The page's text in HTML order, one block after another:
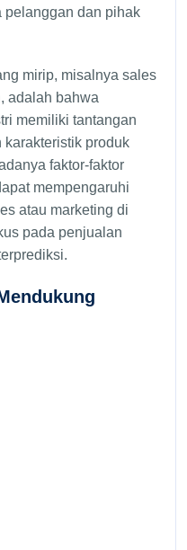
pelanggan dan pihak
mirip, misalnya sales
adalah bahwa
memiliki tantangan
karakteristik produk
faktor-faktor
mempengaruhi
atau marketing di
pada penjualan